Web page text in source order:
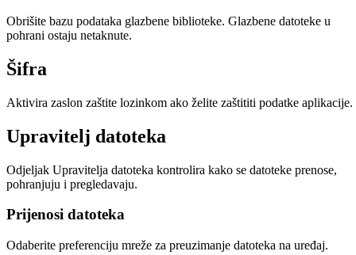
Obrišite bazu podataka glazbene biblioteke. Glazbene datoteke u
pohrani ostaju netaknute.
Šifra
Aktivira zaslon zaštite lozinkom ako želite zaštititi podatke aplikacije.
Upravitelj datoteka
Odjeljak Upravitelja datoteka kontrolira kako se datoteke prenose,
pohranjuju i pregledavaju.
Prijenosi datoteka
Odaberite preferenciju mreže za preuzimanje datoteka na uređaj.